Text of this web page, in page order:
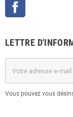
LETTRE
Vous pouvez vous